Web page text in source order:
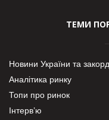
ТЕМИ
Новини України та
Аналітика ринку
Топи про ринок
Інтерв’ю